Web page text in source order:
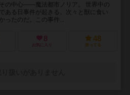
の中心――魔法都市ノリア。 世界中の
ある日事件が起きる。次々と獣に食い
ったのだ。この事件...
8
お気に入り
48
持ってる